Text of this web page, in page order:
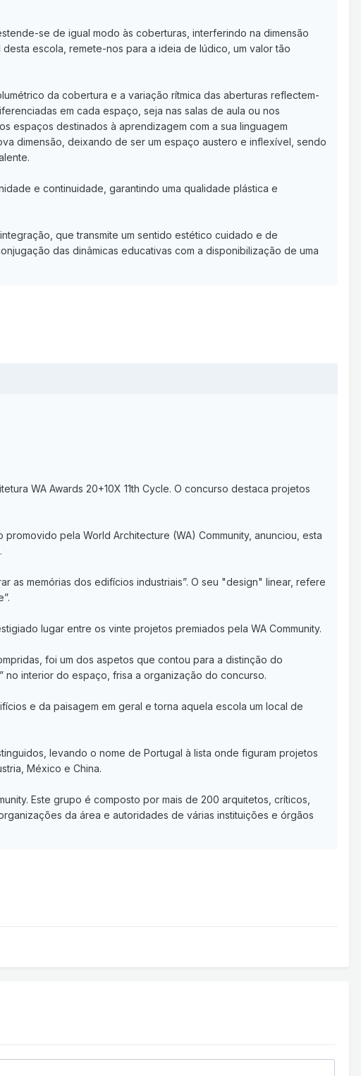
se de igual modo às coberturas, interferindo na dimensão
escola, remete-nos para a ideia de lúdico, um valor tão
da cobertura e a variação rítmica das aberturas reflectem-
em cada espaço, seja nas salas de aula ou nos
espaços destinados à aprendizagem com a sua linguagem
dimensão, deixando de ser um espaço austero e inflexível, sendo
e continuidade, garantindo uma qualidade plástica e
que transmite um sentido estético cuidado e de
das dinâmicas educativas com a disponibilização de uma
WA Awards 20+10X 11th Cycle. O concurso destaca projetos
pela World Architecture (WA) Community, anunciou, esta
as memórias dos edifícios industriais”. O seu "design" linear, refere
lugar entre os vinte projetos premiados pela WA Community.
foi um dos aspetos que contou para a distinção do
no interior do espaço, frisa a organização do concurso.
e da paisagem em geral e torna aquela escola um local de
levando o nome de Portugal à lista onde figuram projetos
México e China.
Este grupo é composto por mais de 200 arquitetos, críticos,
da área e autoridades de várias instituições e órgãos